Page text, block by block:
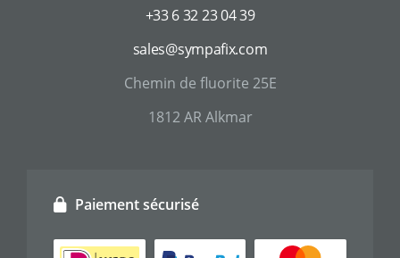
+33 6 32 23 04 39
sales@sympafix.com
Chemin de fluorite 25E
1812 AR Alkmar
Paiement sécurisé